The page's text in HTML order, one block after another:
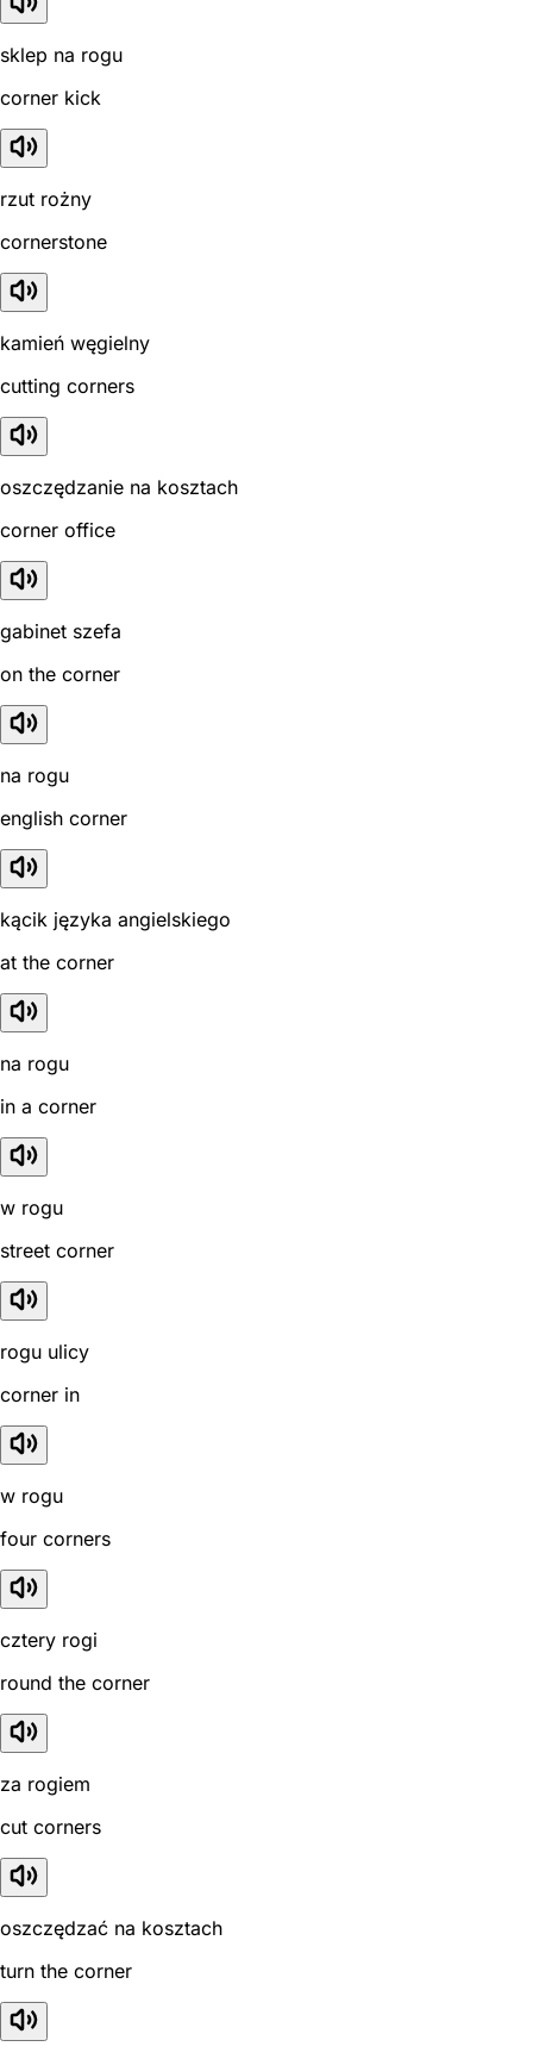
sklep na rogu
corner kick
rzut rożny
cornerstone
kamień węgielny
cutting corners
oszczędzanie na kosztach
corner office
gabinet szefa
on the corner
na rogu
english corner
kącik języka angielskiego
at the corner
na rogu
in a corner
w rogu
street corner
rogu ulicy
corner in
w rogu
four corners
cztery rogi
round the corner
za rogiem
cut corners
oszczędzać na kosztach
turn the corner